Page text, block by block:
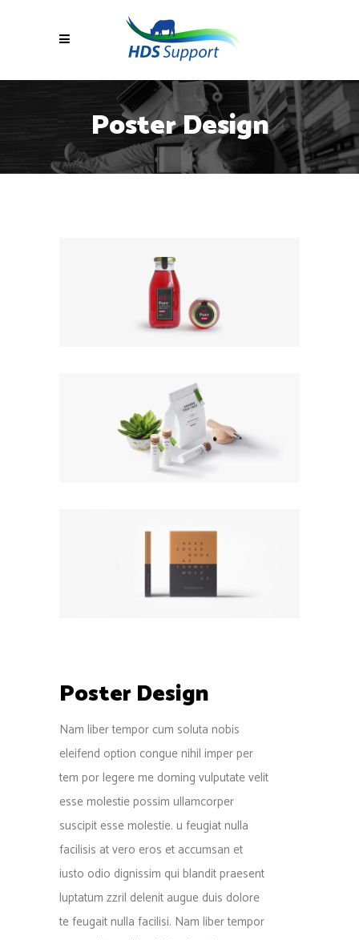
Poster Design
Poster Design
Nam liber tempor cum soluta nobis
eleifend option congue nihil imper per
tem por legere me doming vulputate velit
esse molestie possim ullamcorper
suscipit esse molestie. u feugiat nulla
facilisis at vero eros et accumsan et
iusto odio dignissim qui blandit praesent
luptatum zzril delenit augue duis dolore
te feugait nulla facilisi. Nam liber tempor